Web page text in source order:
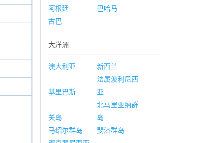
阿根廷
巴哈马
古巴
大洋洲
澳大利亚 新西兰
基里巴斯
法属波利尼西
亚
关岛
北马里亚纳群
岛
马绍尔群岛
斐济群岛